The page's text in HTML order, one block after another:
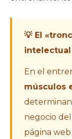
💡 El
intelectual
En el
músculos
determinan
negocio
página